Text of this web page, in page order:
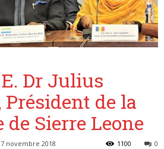
Tchad
Belgique
Dr Julius
Président de la
Sierre Leone
7 novembre 2018 0
1100